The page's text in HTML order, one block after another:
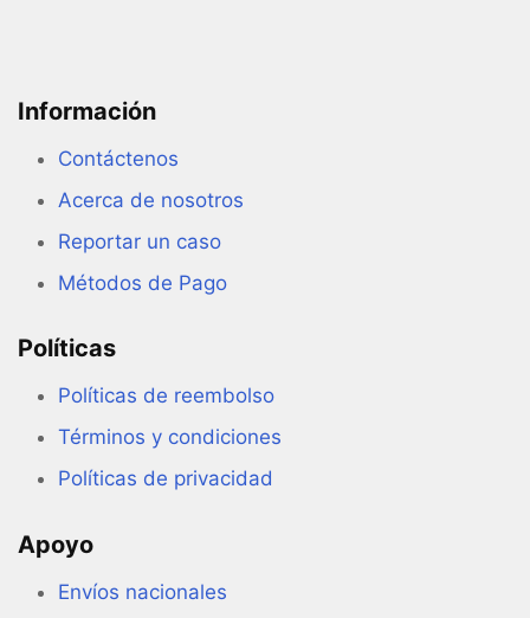
Información
Contáctenos
Acerca de nosotros
Reportar un caso
Métodos de Pago
Políticas
Políticas de reembolso
Términos y condiciones
Políticas de privacidad
Apoyo
Envíos nacionales